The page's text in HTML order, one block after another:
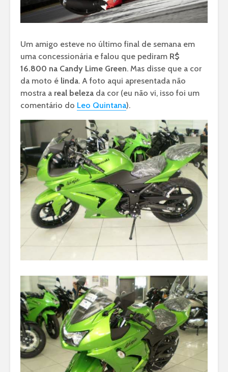
Um amigo esteve no último final de semana em
uma concessionária e falou que pediram R$
16.800 na Candy Lime Green. Mas disse que a cor
da moto é linda. A foto aqui apresentada não
mostra a real beleza da cor (eu não vi, isso foi um
comentário do Leo Quintana).